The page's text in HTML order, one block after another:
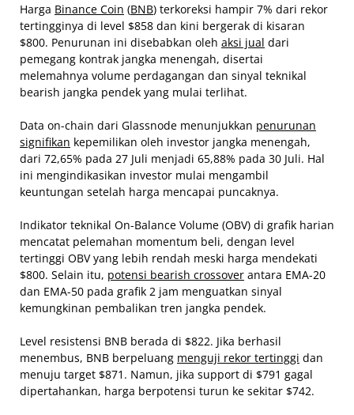
Harga Binance Coin (BNB) terkoreksi hampir 7% dari rekor
tertingginya di level $858 dan kini bergerak di kisaran
$800. Penurunan ini disebabkan oleh aksi jual dari
pemegang kontrak jangka menengah, disertai
melemahnya volume perdagangan dan sinyal teknikal
bearish jangka pendek yang mulai terlihat.
Data on-chain dari Glassnode menunjukkan penurunan
signifikan kepemilikan oleh investor jangka menengah,
dari 72,65% pada 27 Juli menjadi 65,88% pada 30 Juli. Hal
ini mengindikasikan investor mulai mengambil
keuntungan setelah harga mencapai puncaknya.
Indikator teknikal On-Balance Volume (OBV) di grafik harian
mencatat pelemahan momentum beli, dengan level
tertinggi OBV yang lebih rendah meski harga mendekati
$800. Selain itu, potensi bearish crossover antara EMA-20
dan EMA-50 pada grafik 2 jam menguatkan sinyal
kemungkinan pembalikan tren jangka pendek.
Level resistensi BNB berada di $822. Jika berhasil
menembus, BNB berpeluang menguji rekor tertinggi dan
menuju target $871. Namun, jika support di $791 gagal
dipertahankan, harga berpotensi turun ke sekitar $742.